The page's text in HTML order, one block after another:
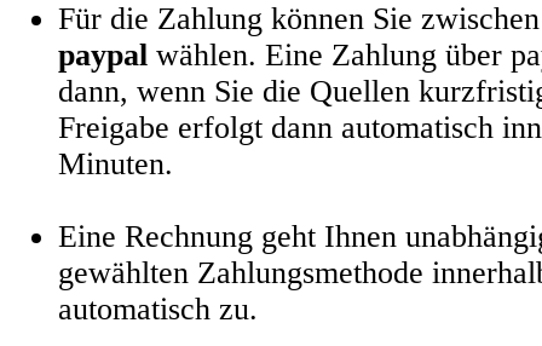
Für die Zahlung können Sie
paypal wählen. Eine Zahlung über
dann, wenn Sie die Quellen
Freigabe erfolgt dann automatisch
Minuten.
Eine Rechnung geht Ihnen
gewählten Zahlungsmethode
automatisch zu.